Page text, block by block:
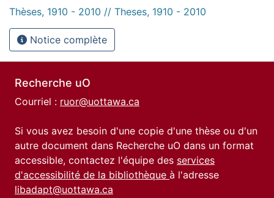
Thèses, 1910 - 2010 // Theses, 1910 - 2010
Notice complète
Recherche uO
Courriel : ruor@uottawa.ca
Si vous avez besoin d'une copie d'une thèse ou d'un
autre document dans Recherche uO dans un format
accessible, contactez l'équipe des services
d'accessibilité de la bibliothèque à l'adresse
libadapt@uottawa.ca